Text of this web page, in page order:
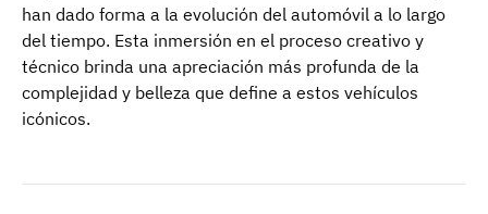
han dado forma a la evolución del automóvil a lo largo
del tiempo. Esta inmersión en el proceso creativo y
técnico brinda una apreciación más profunda de la
complejidad y belleza que define a estos vehículos
icónicos.